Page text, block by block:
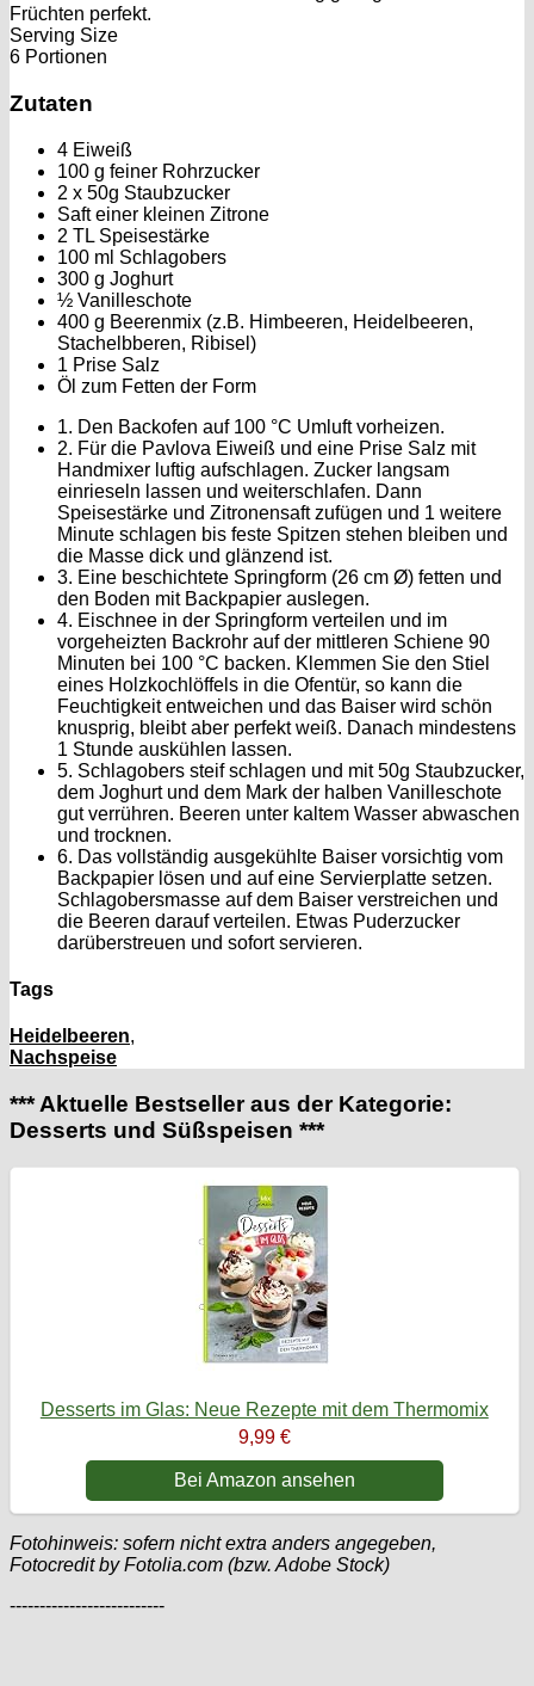
Früchten perfekt.
Serving Size
6 Portionen
Zutaten
4 Eiweiß
100 g feiner Rohrzucker
2 x 50g Staubzucker
Saft einer kleinen Zitrone
2 TL Speisestärke
100 ml Schlagobers
300 g Joghurt
½ Vanilleschote
400 g Beerenmix (z.B. Himbeeren, Heidelbeeren,
Stachelbberen, Ribisel)
1 Prise Salz
Öl zum Fetten der Form
1. Den Backofen auf 100 °C Umluft vorheizen.
2. Für die Pavlova Eiweiß und eine Prise Salz mit
Handmixer luftig aufschlagen. Zucker langsam
einrieseln lassen und weiterschlafen. Dann
Speisestärke und Zitronensaft zufügen und 1 weitere
Minute schlagen bis feste Spitzen stehen bleiben und
die Masse dick und glänzend ist.
3. Eine beschichtete Springform (26 cm Ø) fetten und
den Boden mit Backpapier auslegen.
4. Eischnee in der Springform verteilen und im
vorgeheizten Backrohr auf der mittleren Schiene 90
Minuten bei 100 °C backen. Klemmen Sie den Stiel
eines Holzkochlöffels in die Ofentür, so kann die
Feuchtigkeit entweichen und das Baiser wird schön
knusprig, bleibt aber perfekt weiß. Danach mindestens
1 Stunde auskühlen lassen.
5. Schlagobers steif schlagen und mit 50g Staubzucker,
dem Joghurt und dem Mark der halben Vanilleschote
gut verrühren. Beeren unter kaltem Wasser abwaschen
und trocknen.
6. Das vollständig ausgekühlte Baiser vorsichtig vom
Backpapier lösen und auf eine Servierplatte setzen.
Schlagobersmasse auf dem Baiser verstreichen und
die Beeren darauf verteilen. Etwas Puderzucker
darüberstreuen und sofort servieren.
Tags
Heidelbeeren,
Nachspeise
*** Aktuelle Bestseller aus der Kategorie:
Desserts und Süßspeisen ***
Desserts im Glas: Neue Rezepte mit dem Thermomix
9,99 €
Bei Amazon ansehen
Fotohinweis: sofern nicht extra anders angegeben,
Fotocredit by Fotolia.com (bzw. Adobe Stock)
--------------------------